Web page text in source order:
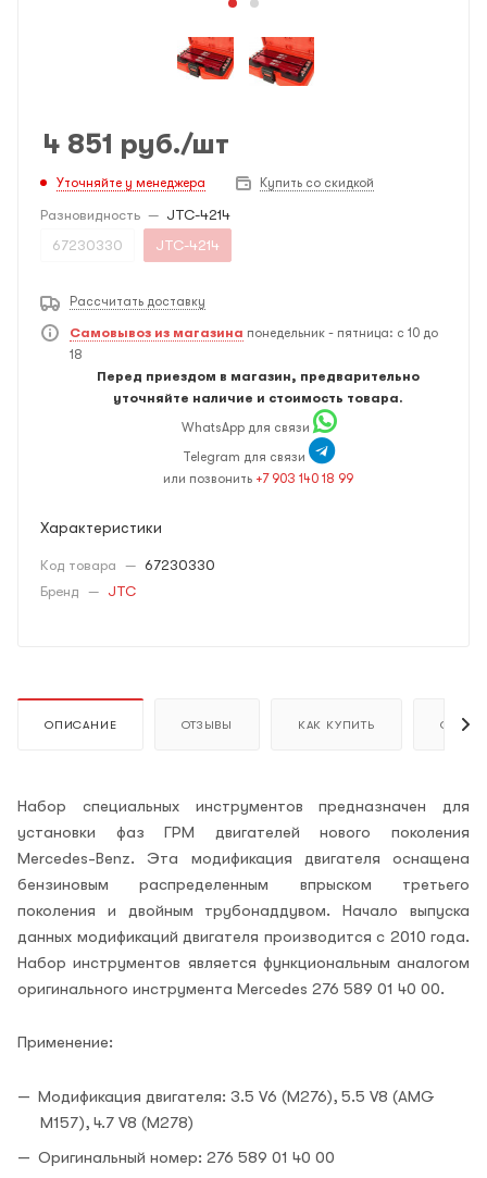
4 851 руб./шт
Уточняйте у менеджера Купить со скидкой
Разновидность — JTC-4214
67230330
JTC-4214
Рассчитать доставку
Самовывоз из магазина понедельник - пятница: с 10 до
18
Перед приездом в магазин, предварительно
уточняйте наличие и стоимость товара.
WhatsApp для связи
Telegram для связи
или позвонить +7 903 140 18 99
Характеристики
Код товара — 67230330
Бренд — JTC
ОПИСАНИЕ ОТЗЫВЫ КАК КУПИТЬ ОПЛАТА
Набор специальных инструментов предназначен для
установки фаз ГРМ двигателей нового поколения
Mercedes-Benz. Эта модификация двигателя оснащена
бензиновым распределенным впрыском третьего
поколения и двойным трубонаддувом. Начало выпуска
данных модификаций двигателя производится с 2010 года.
Набор инструментов является функциональным аналогом
оригинального инструмента Mercedes 276 589 01 40 00.
Применение:
Модификация двигателя: 3.5 V6 (M276), 5.5 V8 (AMG
M157), 4.7 V8 (M278)
Оригинальный номер: 276 589 01 40 00